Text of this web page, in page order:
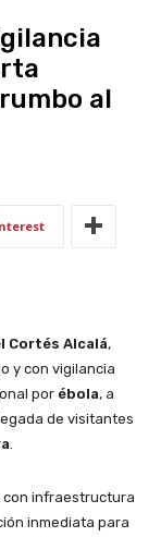
al
Cortés Alcalá,
y con vigilancia
por ébola, a
de visitantes
con infraestructura
inmediata para